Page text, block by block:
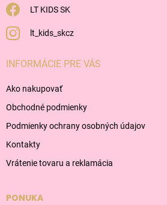
LT KIDS SK
lt_kids_skcz
INFORMÁCIE PRE VÁS
Ako nakupovať
Obchodné podmienky
Podmienky ochrany osobných údajov
Kontakty
Vrátenie tovaru a reklamácia
PONUKA